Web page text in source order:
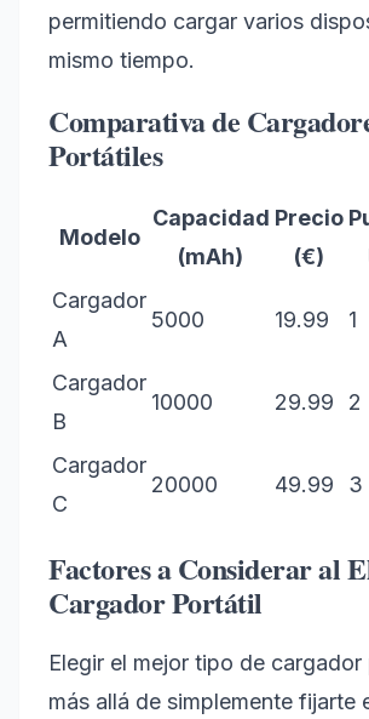
permitiendo cargar varios
mismo tiempo.
Comparativa de
Portátiles
Modelo
Capacidad
(mAh)
Precio
(€)
Cargador
A
5000 19.99 1
Cargador
B
10000 29.99 2
Cargador
C
20000 49.99 3
Factores a Considerar al
Cargador Portátil
Elegir el mejor tipo de
más allá de simplemente fijarte